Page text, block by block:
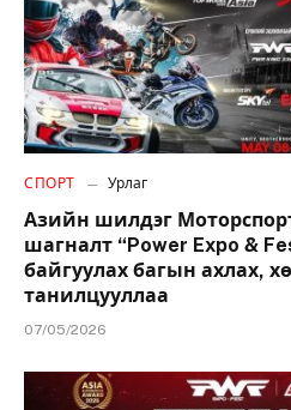
СПОРТ Урлаг
Азийн шилдэг
шагналт “Power Expo &
байгуулах багын ахлах,
танилцууллаа
07/05/2026